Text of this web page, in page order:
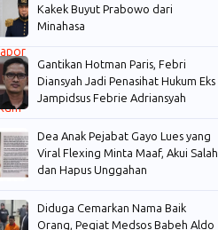
Kakek Buyut Prabowo dari
Minahasa
Gantikan Hotman Paris, Febri
Diansyah Jadi Penasihat Hukum Eks
Jampidsus Febrie Adriansyah
Dea Anak Pejabat Gayo Lues yang
Viral Flexing Minta Maaf, Akui Salah
dan Hapus Unggahan
Diduga Cemarkan Nama Baik
Orang, Pegiat Medsos Babeh Aldo